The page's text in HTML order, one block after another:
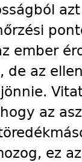
ember
de az
az
ez